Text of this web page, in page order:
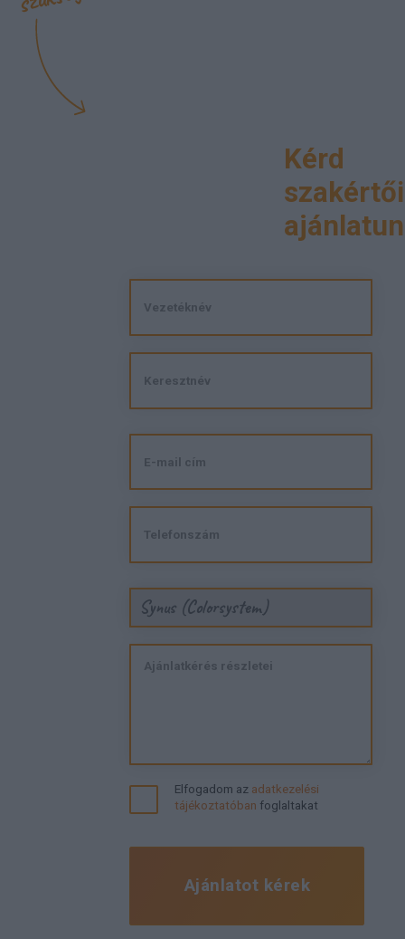
Kérd
szakértői
Synus (Colorsystem)
Elfogadom az adatkezelési
tájékoztatóban foglaltakat
Ajánlatot kérek